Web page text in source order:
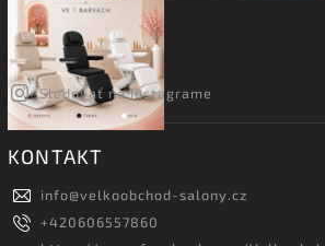
Sledovať na Instagrame
KONTAKT
info@velkoobchod-salony.cz
+420606557860